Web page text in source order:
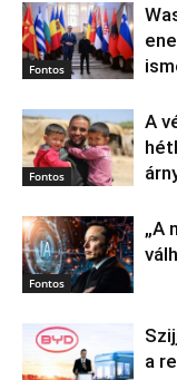
Fontos
Fontos
A
Fontos
„A
a